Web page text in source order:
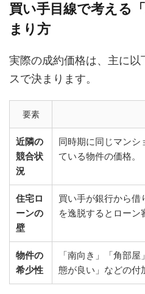
買い手目線で考える
まり方
実際の成約価格は、主に
スで決まります。
要素
近隣の
競合状
況
同時期に同じマンシ
ている物件の価格。
住宅ロ
ーンの
壁
買い手が銀行から借
を逸脱するとローン
物件の
希少性
「南向き」「角部
態が良い」などの付